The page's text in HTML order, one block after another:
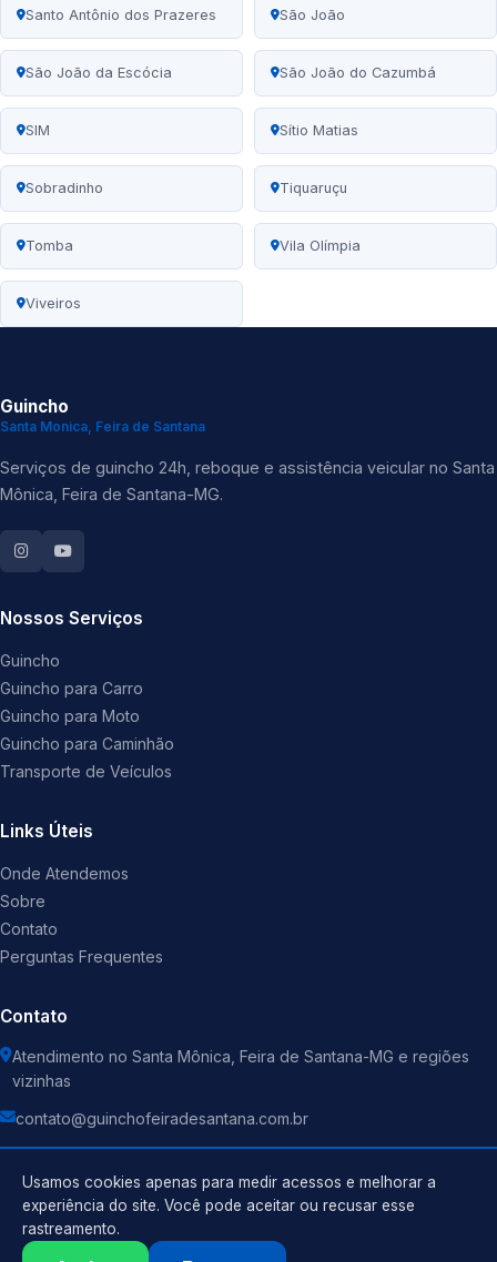
Santo Antônio dos Prazeres São João
São João da Escócia São João do Cazumbá
SIM Sítio Matias
Sobradinho Tiquaruçu
Tomba Vila Olímpia
Viveiros
Guincho
Santa Monica, Feira de Santana
Serviços de guincho 24h, reboque e assistência veicular no Santa
Mônica, Feira de Santana-MG.
Nossos Serviços
Guincho
Guincho para Carro
Guincho para Moto
Guincho para Caminhão
Transporte de Veículos
Links Úteis
Onde Atendemos
Sobre
Contato
Perguntas Frequentes
Contato
Atendimento no Santa Mônica, Feira de Santana-MG e regiões
vizinhas
contato@guinchofeiradesantana.com.br
Guincho . Todos os direitos reservados.
Usamos cookies apenas para medir acessos e melhorar a
experiência do site. Você pode aceitar ou recusar esse
rastreamento.